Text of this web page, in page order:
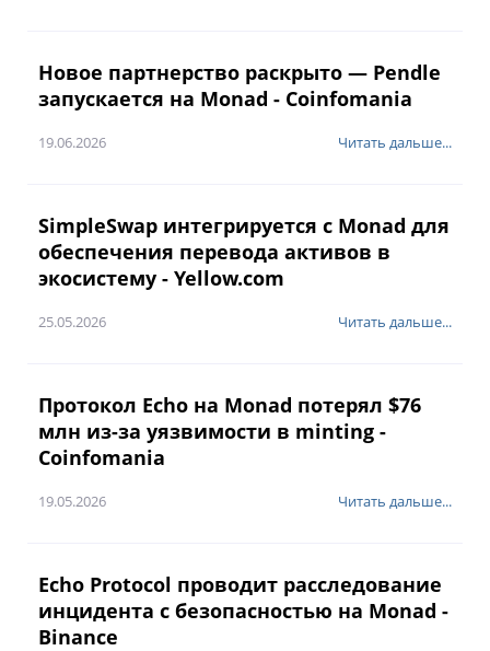
Новое партнерство раскрыто — Pendle
запускается на Monad - Coinfomania
19.06.2026 Читать дальше...
SimpleSwap интегрируется с Monad для
обеспечения перевода активов в
экосистему - Yellow.com
25.05.2026 Читать дальше...
Протокол Echo на Monad потерял $76
млн из-за уязвимости в minting -
Coinfomania
19.05.2026 Читать дальше...
Echo Protocol проводит расследование
инцидента с безопасностью на Monad -
Binance